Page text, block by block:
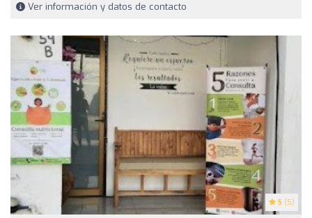
Ver información y datos de contacto
5 (5)